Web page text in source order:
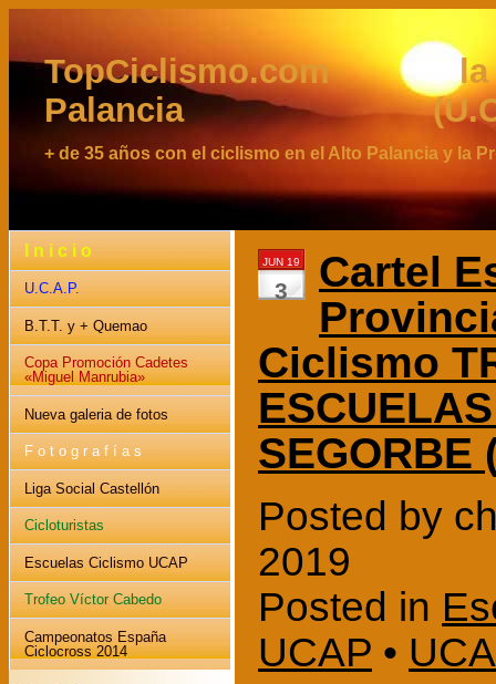
TopCiclismo.com la
Palancia
+ de 35 años con el ciclismo en el Alto Palancia y la
I n i c i o
U.C.A.P.
B.T.T. y + Quemao
Copa Promoción Cadetes
«Miguel Manrubia»
Nueva galeria de fotos
F o t o g r a f í a s
Liga Social Castellón
Cicloturistas
Escuelas Ciclismo UCAP
Trofeo Víctor Cabedo
Campeonatos España
Ciclocross 2014
JUN 19
3
Cartel
Ciclismo
SEGORBE
Posted by
2019
Posted in
UCAP •